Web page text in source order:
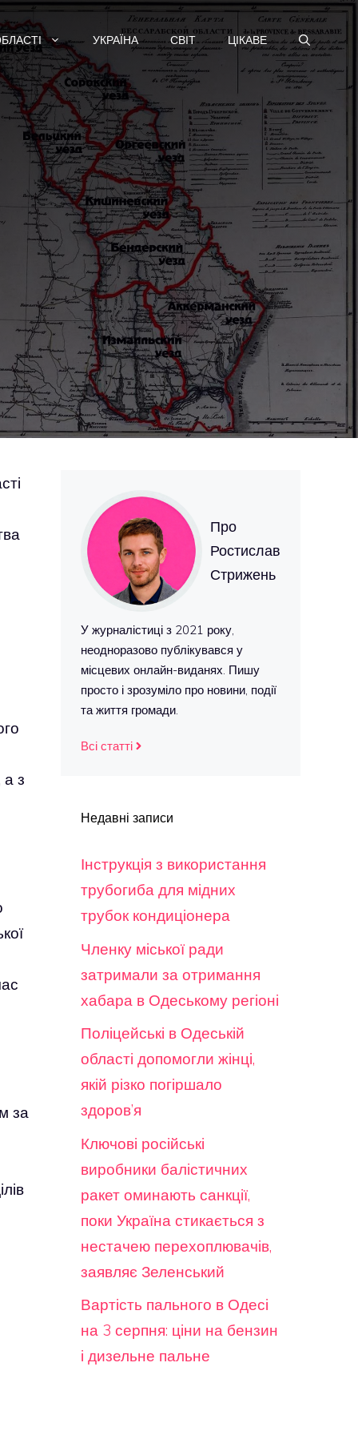
УКРАЇНА СВІТ ЦІКАВЕ
а з
за
Про
Ростислав
Стрижень
У журналістиці з 2021 року,
неодноразово публікувався у
місцевих онлайн-виданях. Пишу
просто і зрозуміло про новини, події
та життя громади.
Всі статті
Недавні записи
Інструкція з використання
трубогиба для мідних
трубок кондиціонера
Членку міської ради
затримали за отримання
хабара в Одеському регіоні
Поліцейські в Одеській
області допомогли жінці,
якій різко погіршало
здоров’я
Ключові російські
виробники балістичних
ракет оминають санкції,
поки Україна стикається з
нестачею перехоплювачів,
заявляє Зеленський
Вартість пального в Одесі
на 3 серпня: ціни на бензин
і дизельне пальне